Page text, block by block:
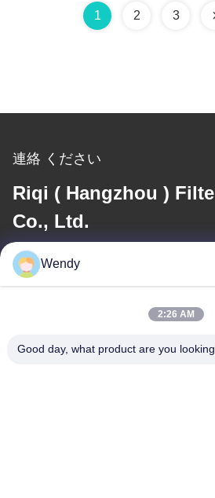
1 2 3
連絡 ください
Riqi ( Hangzhou )
Co., Ltd.
メール
住所
Wendy
2:26 AM
Good day, what product are you